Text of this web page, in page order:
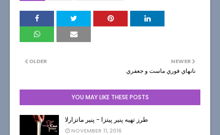
NEWER
نانهاي فوري ماست و جعفري
OLDER
YOU MAY LIKE THESE POSTS
طرز تهیه پنیر پیتزا - پنیر ماتزارلا
NOVEMBER 11, 2016